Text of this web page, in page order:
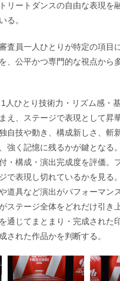
リートダンスの自由な表現を
る。
査員一人ひとりが特定の項目
、公平かつ専門的な視点から
1人ひとり技術力・リズム感・
え、ステージで表現として昇
自技や動き、構成新しさ、
強く記憶に残るかが鍵となる。
・構成・演出完成度を評価
で表現し切れているかを見る。
道具など演出がパフォーマ
ステージ全体をどれだけ引き
通じてまとまり・完成され
された作品かを判断する。